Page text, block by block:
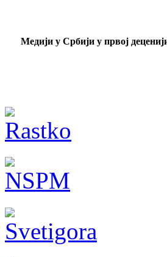
Mедији у Србији у првој